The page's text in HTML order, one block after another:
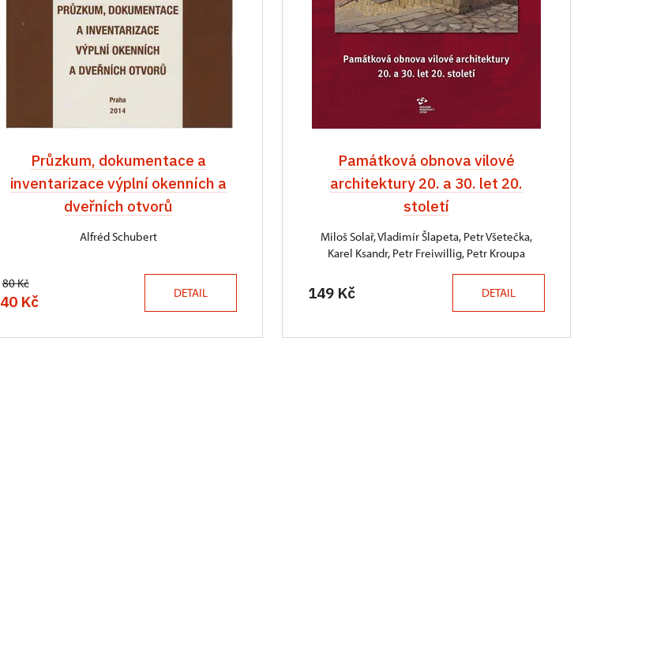
Průzkum, dokumentace a
inventarizace výplní okenních a
dveřních otvorů
Alfréd Schubert
80 Kč
40 Kč DETAIL
Památková obnova vilové
architektury 20. a 30. let 20.
století
Miloš Solař, Vladimír Šlapeta, Petr Všetečka,
Karel Ksandr, Petr Freiwillig, Petr Kroupa
149 Kč DETAIL